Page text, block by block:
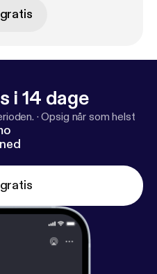
i 14 dage
·Opsig når som helst